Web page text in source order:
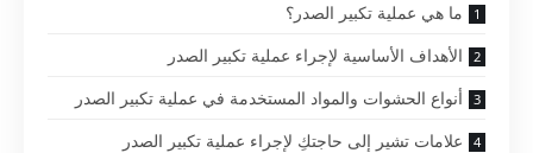
ما هي عملية تكبير الصدر؟
الأهداف الأساسية لإجراء عملية تكبير الصدر
أنواع الحشوات والمواد المستخدمة في عملية تكبير الصدر
علامات تشير إلى حاجتكِ لإجراء عملية تكبير الصدر